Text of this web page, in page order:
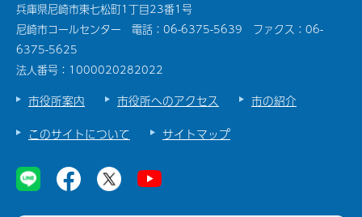
兵庫県尼崎市東七松町1丁目23番1号
尼崎市コールセンター 電話：06-6375-5639 ファクス：06-
6375-5625
法人番号：1000020282022
市役所案内 市役所へのアクセス
市の紹介
このサイトについて
サイトマップ